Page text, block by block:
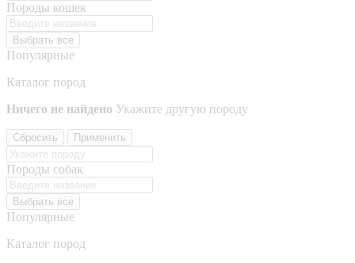
Породы кошек
Выбрать все
Популярные
Каталог пород
Ничего не найдено Укажите другую породу
Сбросить Применить
Породы собак
Выбрать все
Популярные
Каталог пород